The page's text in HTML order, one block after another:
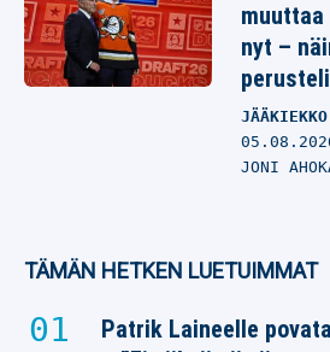
nyt –
perusteli
JÄÄKIEKKO
JONI
TÄMÄN HETKEN LUETUIMMAT
Patrik Laineelle